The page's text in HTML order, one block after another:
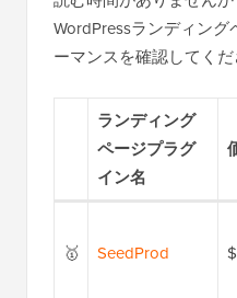
WordPressランディン
ーマンスを確認してくだ
ランディング
ページプラグ
イン名
🥇 SeedProd